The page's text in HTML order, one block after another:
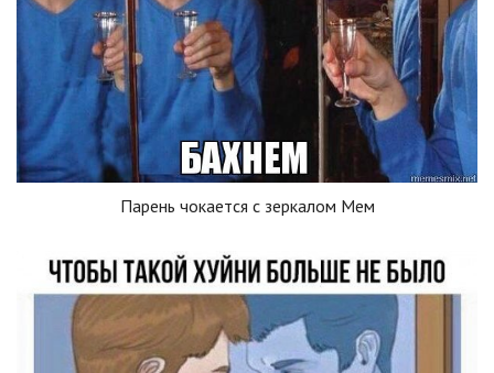
Парень чокается с зеркалом Мем